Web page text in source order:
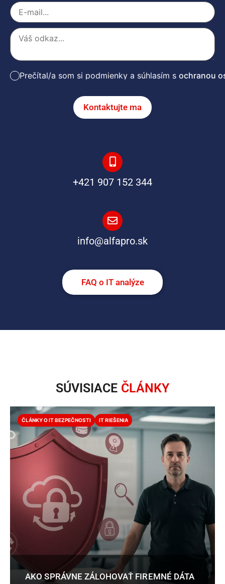
Prečítal/a som si podmienky a súhlasím sochranou
Kontaktujte ma
+421 907 152 344
info@alfapro.sk
FAQ o IT analýze
SÚVISIACE ČLÁNKY
AKO SPRÁVNE ZÁLOHOVAŤ FIREMNÉ DÁTA
ČLÁNKY O IT BEZPEČNOSTI IT RIEŠENIA